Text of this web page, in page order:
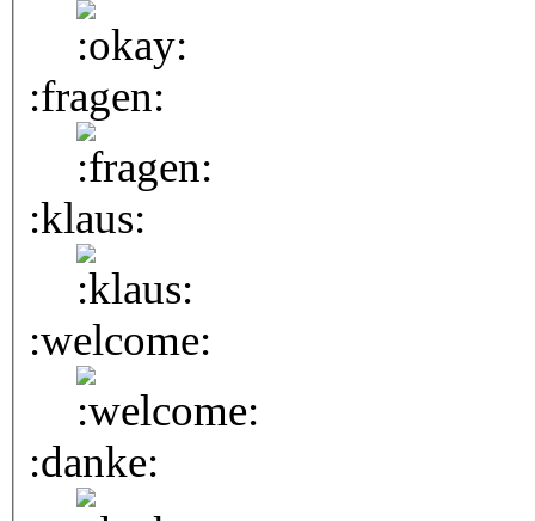
:fragen:
:klaus:
:welcome:
:danke: